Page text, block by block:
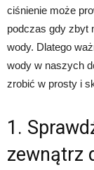
ciśnienie może
podczas gdy zbyt
wody. Dlatego
wody w naszych
zrobić w prosty i
1.
zewnątrz